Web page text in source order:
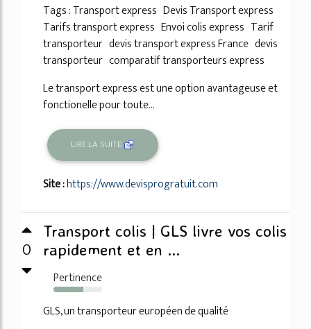
Tags : Transport express Devis Transport express
Tarifs transport express Envoi colis express Tarif
transporteur devis transport express France devis
transporteur comparatif transporteurs express
Le transport express est une option avantageuse et
fonctionelle pour toute...
LIRE LA SUITE
Site :https://www.devisprogratuit.com
0
Transport colis | GLS livre vos colis
rapidement et en ...
Pertinence
61%
GLS, un transporteur européen de qualité